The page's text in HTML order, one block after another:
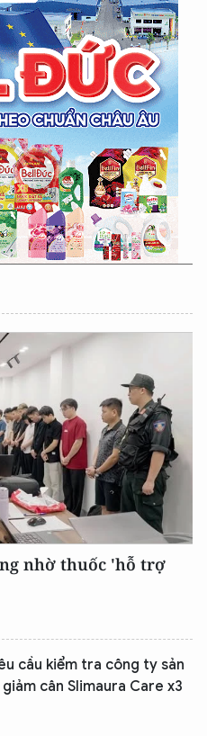
nhờ thuốc 'hỗ trợ
cầu kiểm tra công ty sản
cân Slimaura Care x3